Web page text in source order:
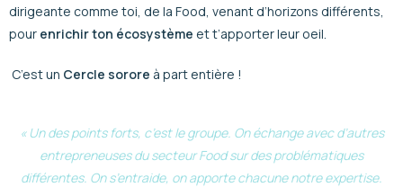
dirigeante comme toi, de la Food, venant d’horizons différents,
pour enrichir ton écosystème et t’apporter leur oeil.
C’est un Cercle sorore à part entière !
« Un des points forts, c’est le groupe. On échange avec d’autres
entrepreneuses du secteur Food sur des problématiques
différentes. On s’entraide, on apporte chacune notre expertise.